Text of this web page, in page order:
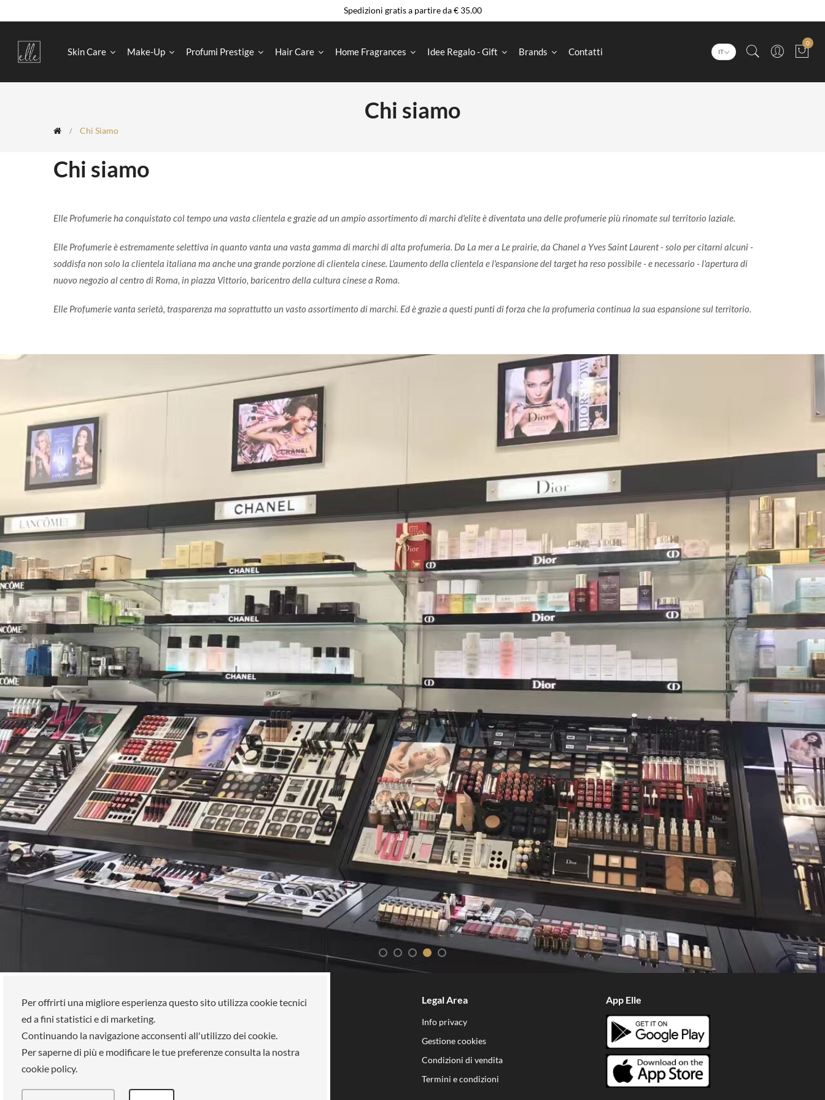
Spedizioni gratis a partire da € 35.00
Skin Care Make-Up Profumi Prestige Hair Care Home Fragrances Idee Regalo - Gift Brands Contatti IT
0
Chi siamo
Chi Siamo
Chi siamo
Elle Profumerie ha conquistato col tempo una vasta clientela e grazie ad un ampio assortimento di marchi d'elite è diventata una delle profumerie più rinomate sul territorio laziale.
Elle Profumerie è estremamente selettiva in quanto vanta una vasta gamma di marchi di alta profumeria. Da La mer a Le prairie, da Chanel a Yves Saint Laurent - solo per citarni alcuni -
soddisfa non solo la clientela italiana ma anche una grande porzione di clientela cinese. L'aumento della clientela e l'espansione del target ha reso possibile - e necessario - l'apertura di
nuovo negozio al centro di Roma, in piazza Vittorio, baricentro della cultura cinese a Roma.
Elle Profumerie vanta serietà, trasparenza ma soprattutto un vasto assortimento di marchi. Ed è grazie a questi punti di forza che la profumeria continua la sua espansione sul territorio.
ELLE SPA
Tutti i brand
Prenota un appuntamento
Fidelity card
Su di noi
Lavora con noi
Legal Area
Info privacy
Gestione cookies
Condizioni di vendita
Termini e condizioni
App Elle
Per offrirti una migliore esperienza questo sito utilizza cookie tecnici
ed a fini statistici e di marketing.
Continuando la navigazione acconsenti all'utilizzo dei cookie.
Per saperne di più e modificare le tue preferenze consulta la nostra
cookie policy.